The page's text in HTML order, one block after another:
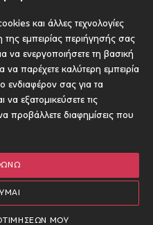
και άλλες τεχνολογίες
εμπειρίας περιήγησής σας
να ενεργοποιήσετε τη βασική
να παρέχετε καλύτερη εμπειρία
ενδιαφέρον σας για τα
να εξατομικεύσετε τις
προβάλλετε διαφημίσεις που
ΜΟΥ
Για Συγγραφείς
Υποβολή έργου προς έκδοση